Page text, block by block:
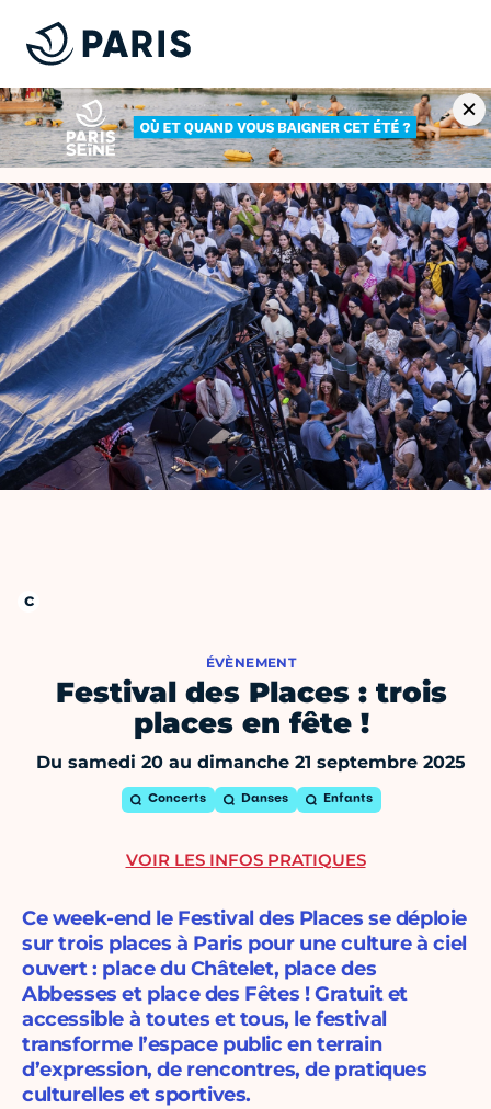
ÉVÈNEMENT
Festival des Places : trois
places en fête !
Du samedi 20 au dimanche 21 septembre 2025
Concerts Danses Enfants
Ce week-end le Festival des Places se déploie
sur trois places à Paris pour une culture à ciel
ouvert : place du Châtelet, place des
Abbesses et place des Fêtes ! Gratuit et
accessible à toutes et tous, le festival
transforme l’espace public en terrain
d’expression, de rencontres, de pratiques
culturelles et sportives.
VOIR LES INFOS PRATIQUES